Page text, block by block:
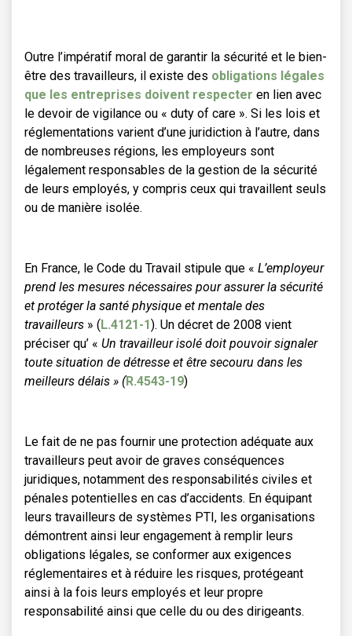
Outre l’impératif moral de garantir la sécurité et le bien-
être des travailleurs, il existe des obligations légales
que les entreprises doivent respecter en lien avec
le devoir de vigilance ou « duty of care ». Si les lois et
réglementations varient d’une juridiction à l’autre, dans
de nombreuses régions, les employeurs sont
légalement responsables de la gestion de la sécurité
de leurs employés, y compris ceux qui travaillent seuls
ou de manière isolée.
En France, le Code du Travail stipule que « L’employeur
prend les mesures nécessaires pour assurer la sécurité
et protéger la santé physique et mentale des
travailleurs » (L.4121-1). Un décret de 2008 vient
préciser qu’ « Un travailleur isolé doit pouvoir signaler
toute situation de détresse et être secouru dans les
meilleurs délais » (R.4543-19)
Le fait de ne pas fournir une protection adéquate aux
travailleurs peut avoir de graves conséquences
juridiques, notamment des responsabilités civiles et
pénales potentielles en cas d’accidents. En équipant
leurs travailleurs de systèmes PTI, les organisations
démontrent ainsi leur engagement à remplir leurs
obligations légales, se conformer aux exigences
réglementaires et à réduire les risques, protégeant
ainsi à la fois leurs employés et leur propre
responsabilité ainsi que celle du ou des dirigeants.